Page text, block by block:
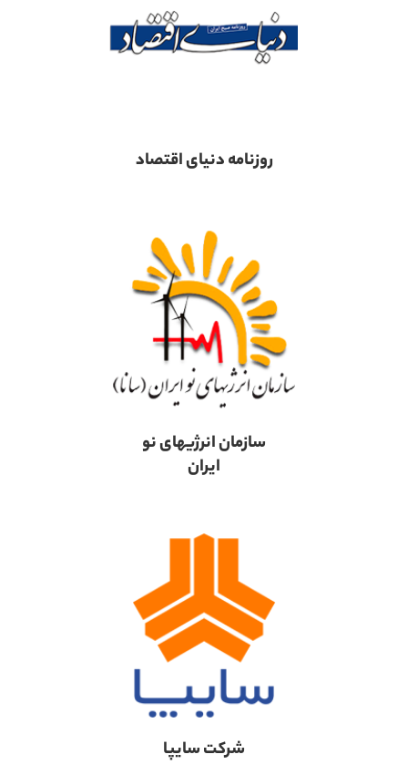
روزنامه دنیای اقتصاد
سازمان انرژیهای نو
ایران
شرکت سایپا